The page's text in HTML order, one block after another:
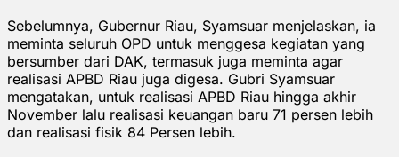
Sebelumnya, Gubernur Riau, Syamsuar menjelaskan, ia
meminta seluruh OPD untuk menggesa kegiatan yang
bersumber dari DAK, termasuk juga meminta agar
realisasi APBD Riau juga digesa. Gubri Syamsuar
mengatakan, untuk realisasi APBD Riau hingga akhir
November lalu realisasi keuangan baru 71 persen lebih
dan realisasi fisik 84 Persen lebih.